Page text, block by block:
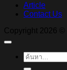
Article
Contact Us
Copyright 2026 ©
ค้นหา: